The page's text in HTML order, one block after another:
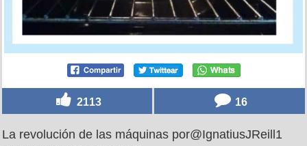
2113 16
La revolución de las máquinas por@IgnatiusJReill1